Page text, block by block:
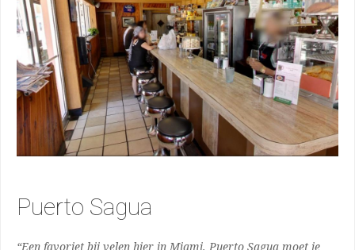
Puerto Sagua
“Een favoriet bij velen hier in Miami, Puerto Sagua moet je